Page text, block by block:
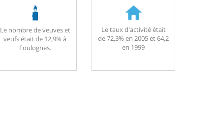
Le nombre de veuves et
veufs était de 12,9% à
Foulognes.
Le taux d'activité était
de 72,3% en 2005 et 64,2
en 1999